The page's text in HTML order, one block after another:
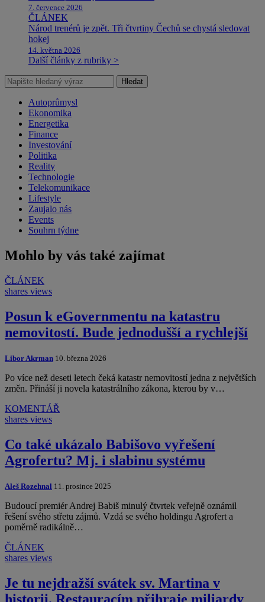
7. července 2026
ČLÁNEK
Národ trenérů je zpět. Tři čtvrtiny Čechů se chystá sledovat
hokej
14. května 2026
Další články z rubriky >
Hledat
Autoprůmysl
Ekonomika
Energetika
Finance
Investování
Politika
Reality
Technologie
Telekomunikace
Lifestyle
Zaujalo nás
Events
Souhrn týdne
Mohlo by vás také zajímat
ČLÁNEK
shares views
Posun k eGovernmentu na katastru
nemovitostí. Bude jednodušší a rychlejší
Libor Akrman 10. března 2026
Po více než deseti letech čeká katastr nemovitostí jedna z největších
změn. Přináší ji novela katastrálního zákona, kterou by v…
KOMENTÁŘ
shares views
Co také ukázalo Babišovo vyřešení
Agrofertu? Mj. i slabinu systému
Aleš Rozehnal 11. prosince 2025
Budoucí premiér Andrej Babiš minulý čtvrtek veřejně oznámil
řešení svého střetu zájmů. Vzdá se svého holdingu Agrofert a
poměrně radikálně…
ČLÁNEK
shares views
Je tu nejdražší svátek sv. Martina v
historii. Restauracím přihraje miliardy